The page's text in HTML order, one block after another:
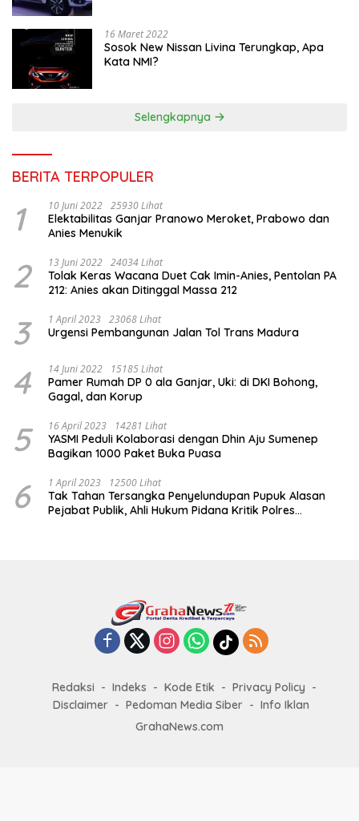
16 Maret 2022
Sosok New Nissan Livina Terungkap, Apa
Kata NMI?
Selengkapnya
BERITA TERPOPULER
1 10 Juni 2022 25930 Lihat
Elektabilitas Ganjar Pranowo Meroket, Prabowo dan
Anies Menukik
2 13 Juni 2022 24034 Lihat
Tolak Keras Wacana Duet Cak Imin-Anies, Pentolan PA
212: Anies akan Ditinggal Massa 212
3 1 April 2023 23068 Lihat
Urgensi Pembangunan Jalan Tol Trans Madura
4 14 Juni 2022 15185 Lihat
Pamer Rumah DP 0 ala Ganjar, Uki: di DKI Bohong,
Gagal, dan Korup
5 16 April 2023 14281 Lihat
YASMI Peduli Kolaborasi dengan Dhin Aju Sumenep
Bagikan 1000 Paket Buka Puasa
6 1 April 2023 12500 Lihat
Tak Tahan Tersangka Penyelundupan Pupuk Alasan
Pejabat Publik, Ahli Hukum Pidana Kritik Polres
Redaksi Indeks Kode Etik
Privacy Policy
Disclaimer
Pedoman Media Siber
Info Iklan
GrahaNews.com